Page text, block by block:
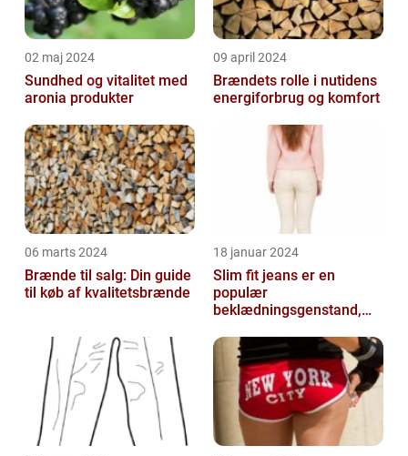
02 maj 2024
Sundhed og vitalitet med
aronia produkter
09 april 2024
Brændets rolle i nutidens
energiforbrug og komfort
06 marts 2024
Brænde til salg: Din guide
til køb af kvalitetsbrænde
18 januar 2024
Slim fit jeans er en
populær
beklædningsgenstand,
piger verden over